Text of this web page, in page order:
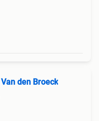
den Broeck